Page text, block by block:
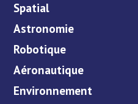
Spatial
Astronomie
Robotique
Aéronautique
Environnement